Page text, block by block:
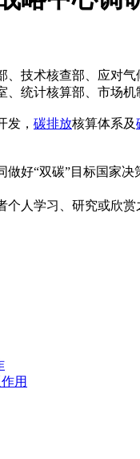
、技术核查部、应对
统计核算部、市场机
发， 碳排放核算体系及
好“双碳”目标国家
人学习、研究或欣
用